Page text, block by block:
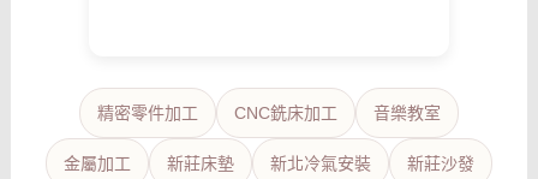
精密零件加工 CNC銑床加工 音樂教室
金屬加工 新莊床墊 新北冷氣安裝 新莊沙發